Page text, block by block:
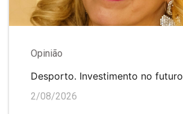
Opinião
Desporto. Investimento no futuro
2/08/2026